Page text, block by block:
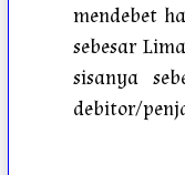
mendebet
sebesar
sisanya
debitor/